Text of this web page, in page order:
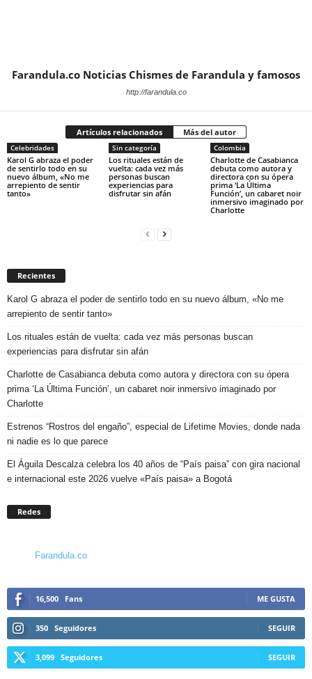
Farandula.co Noticias Chismes de Farandula y famosos
http://farandula.co
Artículos relacionados Más del autor
Celebridades
Karol G abraza el poder
de sentirlo todo en su
nuevo álbum, «No me
arrepiento de sentir
tanto»
Sin categoría
Los rituales están de
vuelta: cada vez más
personas buscan
experiencias para
disfrutar sin afán
Colombia
Charlotte de Casabianca
debuta como autora y
directora con su ópera
prima ‘La Última
Función’, un cabaret noir
inmersivo imaginado por
Charlotte
Recientes
Karol G abraza el poder de sentirlo todo en su nuevo álbum, «No me
arrepiento de sentir tanto»
Los rituales están de vuelta: cada vez más personas buscan
experiencias para disfrutar sin afán
Charlotte de Casabianca debuta como autora y directora con su ópera
prima ‘La Última Función’, un cabaret noir inmersivo imaginado por
Charlotte
Estrenos “Rostros del engaño”, especial de Lifetime Movies, donde nada
ni nadie es lo que parece
El Águila Descalza celebra los 40 años de “País paisa” con gira nacional
e internacional este 2026 vuelve «País paisa» a Bogotá
Redes
Farandula.co
16,500 Fans ME GUSTA
350 Seguidores SEGUIR
3,099 Seguidores SEGUIR